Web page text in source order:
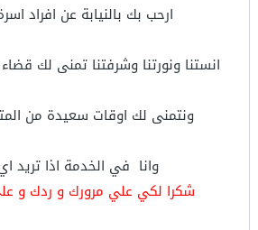
ارحب بك بالنيابة عن افراد
انستنا ونورتنا وشرفتنا تمنى لك
ونتمنى لك اوقات سعيدة من
وانا في الخدمة اذا
شكرا لكي علي مرورك و ردك و